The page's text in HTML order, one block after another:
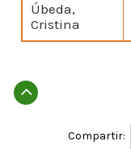
Úbeda,
Cristina
Subir
Compartir: